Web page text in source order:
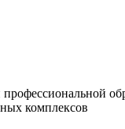
комплексов